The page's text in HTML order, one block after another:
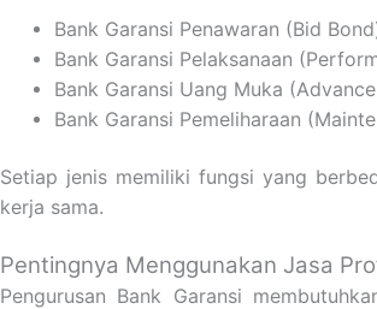
Bank Garansi Penawaran (Bid
Bank Garansi Pelaksanaan
Bank Garansi Uang Muka
Bank Garansi Pemeliharaan
Setiap jenis memiliki fungsi yang
kerja sama.
Pentingnya Menggunakan Jasa
Pengurusan Bank Garansi